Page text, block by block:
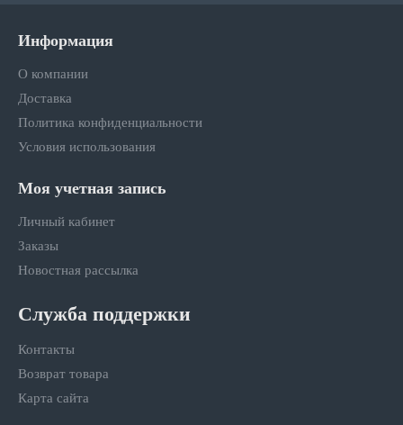
Информация
О компании
Доставка
Политика конфиденциальности
Условия использования
Моя учетная запись
Личный кабинет
Заказы
Новостная рассылка
Служба поддержки
Контакты
Возврат товара
Карта сайта